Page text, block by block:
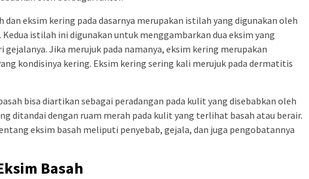
dan eksim kering pada dasarnya merupakan istilah yang digunakan oleh
Kedua istilah ini digunakan untuk menggambarkan dua eksim yang
gejalanya. Jika merujuk pada namanya, eksim kering merupakan
kondisinya kering. Eksim kering sering kali merujuk pada dermatitis
bisa diartikan sebagai peradangan pada kulit yang disebabkan oleh
ditandai dengan ruam merah pada kulit yang terlihat basah atau berair.
eksim basah meliputi penyebab, gejala, dan juga pengobatannya
Basah